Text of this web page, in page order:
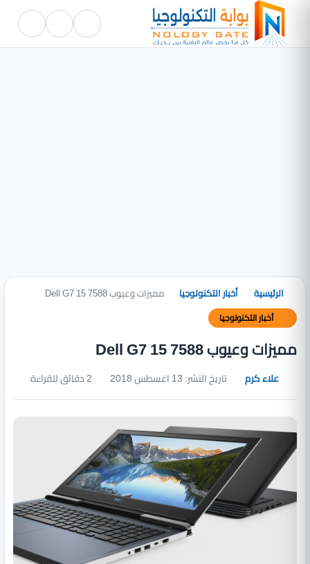
الرئيسية أخبار التكنولوجيا مميزات وعيوب Dell G7 15 7588
أخبار التكنولوجيا
مميزات وعيوب Dell G7 15 7588
علاء كرم تاريخ النشر: 13 اغسطس 2018